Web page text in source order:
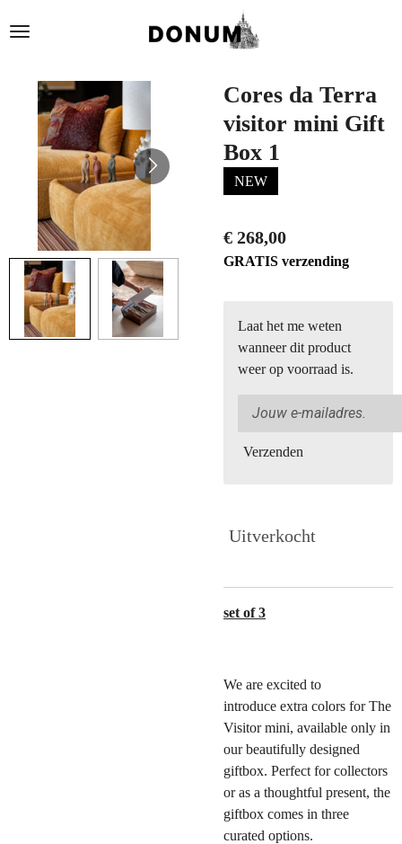
direct
hoofdinhoud
Cores da Terra
visitor mini Gift
Box 1
NEW
€ 268,00
GRATIS verzending
Laat het me weten
wanneer dit product
weer op voorraad is.
Verzenden
Uitverkocht
set of 3
We are excited to
introduce extra colors for The
Visitor mini, available only in
our beautifully designed
giftbox. Perfect for collectors
or as a thoughtful present, the
giftbox comes in three
curated options.